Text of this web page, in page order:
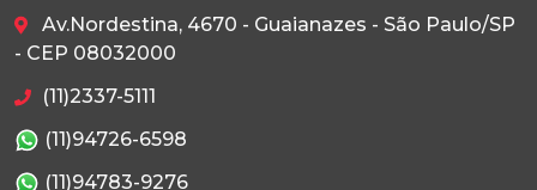
Av.Nordestina, 4670 - Guaianazes - São Paulo/SP
- CEP 08032000
(11)2337-5111
(11)94726-6598
(11)94783-9276